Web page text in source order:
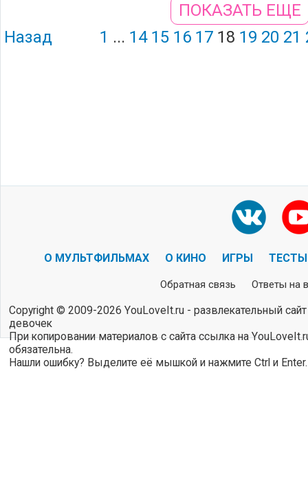
ПОКАЗАТЬ ЕЩЕ
Назад
1 ... 14 15 16 17 18 19 20 21
О МУЛЬТФИЛЬМАХ О КИНО ИГРЫ ТЕСТЫ
Обратная связь Ответы на
Copyright © 2009-2026 YouLoveIt.ru - развлекательный
девочек
При копировании материалов с сайта ссылка на
обязательна.
Нашли ошибку? Выделите её мышкой и нажмите Ctrl и Enter.